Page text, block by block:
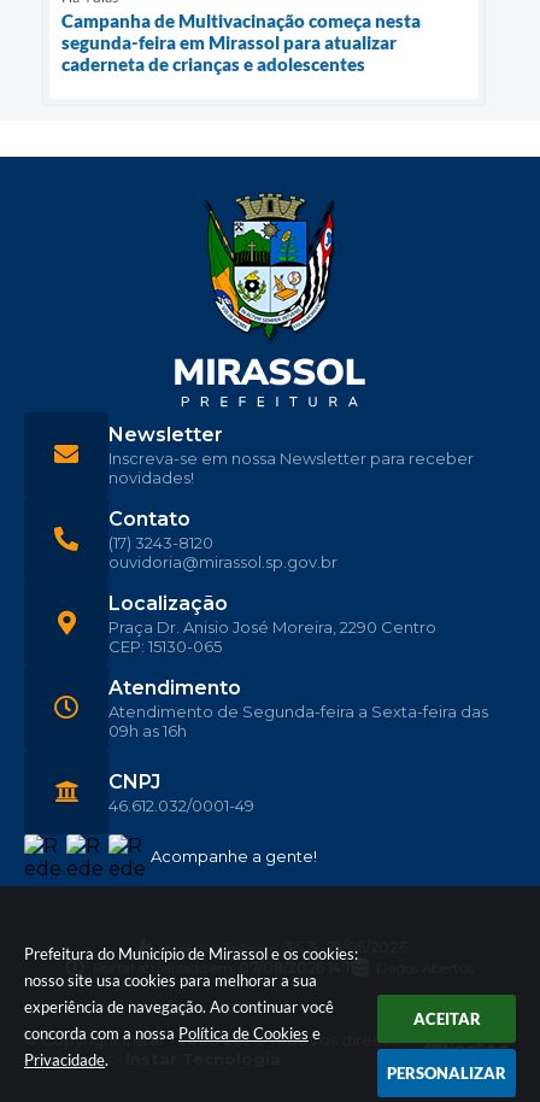
Prefeitura do Município de Mirassol e os cookies:
nosso site usa cookies para melhorar a sua
experiência de navegação. Ao continuar você
concorda com a nossa Política de Cookies e
Privacidade.
ACEITAR
PERSONALIZAR
Campanha de Multivacinação começa nesta
segunda-feira em Mirassol para atualizar
caderneta de crianças e adolescentes
Acompanhe a gente!
Localização
Praça Dr. Anisio José Moreira, 2290 Centro
CEP: 15130-065
Contato
(17) 3243-8120
ouvidoria@mirassol.sp.gov.br
Atendimento
Atendimento de Segunda-feira a Sexta-feira das
09h as 16h
CNPJ
46.612.032/0001-49
Newsletter
Inscreva-se em nossa Newsletter para receber
novidades!
Versão do Sistema: 3.5.3 - 19/06/2026
Portal atualizado em:
© Copyright Instar - 2006-2026. Todos os direitos
reservados -